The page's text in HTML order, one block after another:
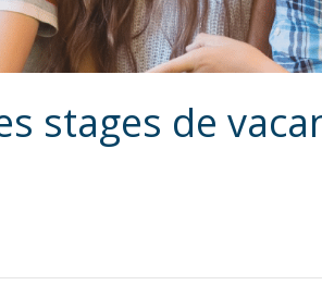
stages de